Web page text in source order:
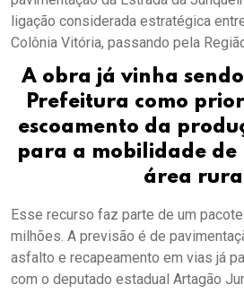
ligação considerada estratégica
Colônia Vitória, passando pela
A obra já vinha
Prefeitura como
escoamento da
para a mobilidade de
área
Esse recurso faz parte de um
milhões. A previsão é de
asfalto e recapeamento em vias já
com o deputado estadual Artagão